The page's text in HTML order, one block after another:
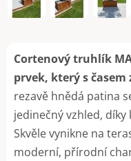
Cortenový truhlík
prvek, který s časem
rezavě hnědá patina
jedinečný vzhled,
Skvěle vynikne na
moderní, přírodní